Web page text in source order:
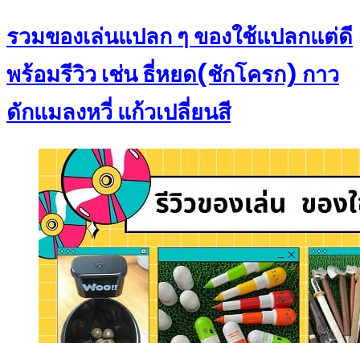
รวมของเล่นแปลก ๆ ของใช้แปลกแต่ดี
พร้อมรีวิว เช่น ธี่หยด(ชักโครก) กาว
ดักแมลงหวี่ แก้วเปลี่ยนสี